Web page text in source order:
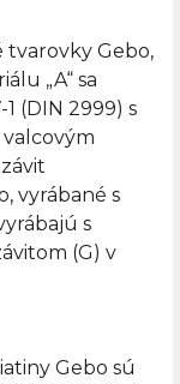
tvarovky Gebo,
„A“ sa
(DIN 2999) s
vyrábané s
s
(G) v
Gebo sú